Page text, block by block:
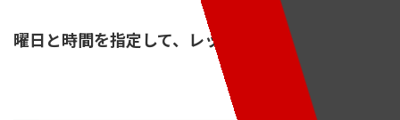
曜日と時間を指定して、レッツゴー!